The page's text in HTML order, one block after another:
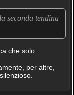
seconda tendina
che solo
per altre,